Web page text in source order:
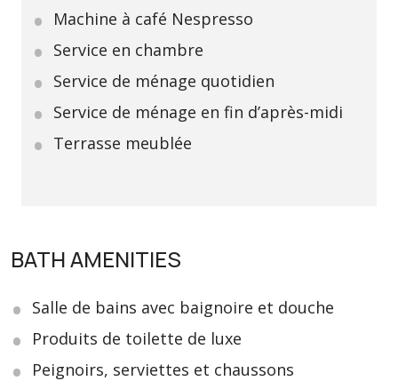
Machine à café Nespresso
Service en chambre
Service de ménage quotidien
Service de ménage en fin d’après-midi
Terrasse meublée
BATH AMENITIES
Salle de bains avec baignoire et douche
Produits de toilette de luxe
Peignoirs, serviettes et chaussons